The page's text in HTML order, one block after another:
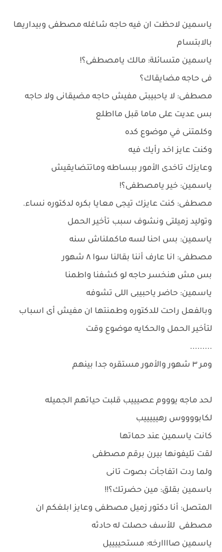
ياسمين لاحظت ان فيه حاجه شاغله مصطفى وبيداريها
بالابتسام
ياسمين متسائلة: مالك يامصطفى؟!
فى حاجه مضايقاك؟
مصطفى: لا ياحبيبتى مفيش حاجه مضيقانى ولا حاجه
بس عديت على ماما قبل مااطلع
وكلمتنى في موضوع كده
وكنت عايز اخد رأيك فيه
وعايزك تاخدى الأمور ببساطه وماتتضايقيش
ياسمين: خير يامصطفى؟!
مصطفى: كنت عايزك تيجى معايا بكره لدكتوره نساء.
وتوليد زميلتى ونشوف سبب تأخير الحمل
ياسمين: بس احنا لسه ماكملناش سنه
مصطفى: انا عارف أننا بقالنا سوا ٨ شهور
بس مش هنخسر حاجه لو كشفنا واطمنا
ياسمين: حاضر ياحبيبى اللى تشوفه
وبالفعل راحت للدكتوره وطمنتها ان مفيش أى اسباب
لتأخير الحمل والحكايه موضوع وقت
.........
ومر ٣ شهور والأمور مستقره جدا بينهم
لحد ماجه يوووم عصيييب قلبت حياتهم الجميله
لكابووووس رهيييييب
كانت ياسمين عند حماتها
لقت تليفونها بيرن برقم مصطفى
ولما ردت اتفاجأت بصوت تانى
باسمين بقلق: مين حضرتك؟!!
المتصل: أنا دكتور زميل مصطفى وعايز ابلغكم ان
مصطفى للأسف حصلت له حادثه
ياسمين صاااارخه: مستحييييل